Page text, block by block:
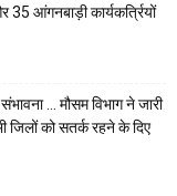
आंगनबाड़ी कार्यकर्त्रियों
… मौसम विभाग ने जारी
को सतर्क रहने के दिए